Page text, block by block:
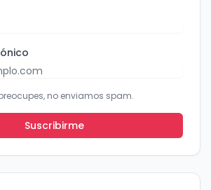
no enviamos spam.
Suscribirme